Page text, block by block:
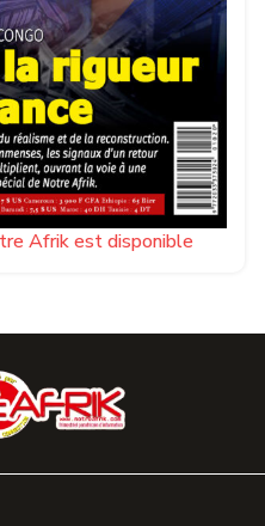
Afrik est disponible